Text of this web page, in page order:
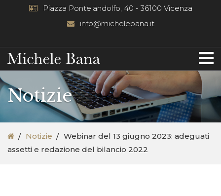
Piazza Pontelandolfo, 40 - 36100 Vicenza
info@michelebana.it
Notizie
Notizie
Webinar del 13 giugno 2023: adeguati
assetti e redazione del bilancio 2022